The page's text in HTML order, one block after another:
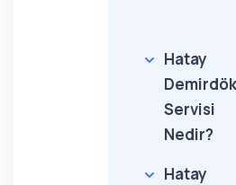
Hatay
Servisi
Nedir?
Hatay